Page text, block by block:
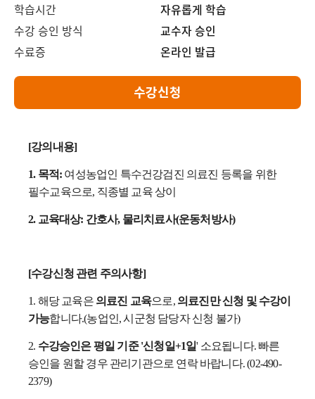
학습시간
자유롭게 학습
수강 승인 방식
교수자 승인
수료증
온라인 발급
수강신청
[강의내용]
1. 목적: 여성농업인 특수건강검진 의료진 등록을 위한
필수교육으로, 직종별 교육 상이
2. 교육대상: 간호사, 물리치료사(운동처방사)
[수강신청 관련 주의사항]
1. 해당 교육은 의료진 교육으로, 의료진만 신청 및 수강이
가능합니다.(농업인, 시군청 담당자 신청 불가)
2. 수강승인은 평일 기준 '신청일+1일' 소요됩니다. 빠른
승인을 원할 경우 관리기관으로 연락 바랍니다. (02-490-
2379)